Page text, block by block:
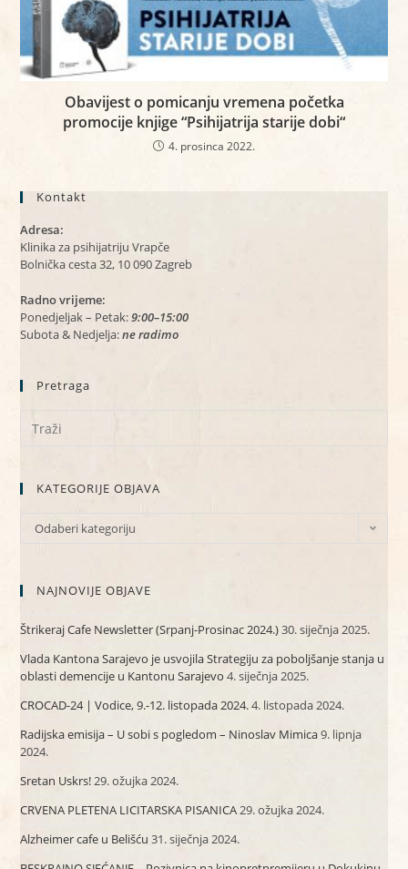
Obavijest o pomicanju vremena početka
promocije knjige “Psihijatrija starije dobi“
4. prosinca 2022.
Kontakt
Adresa:
Klinika za psihijatriju Vrapče
Bolnička cesta 32, 10 090 Zagreb
Radno vrijeme:
Ponedjeljak – Petak:9:00–15:00
Subota & Nedjelja:ne radimo
Pretraga
KATEGORIJE OBJAVA
Odaberi kategoriju
NAJNOVIJE OBJAVE
Štrikeraj Cafe Newsletter (Srpanj-Prosinac 2024.)30. siječnja 2025.
Vlada Kantona Sarajevo je usvojila Strategiju za poboljšanje stanja u
oblasti demencije u Kantonu Sarajevo 4. siječnja 2025.
CROCAD-24 | Vodice, 9.-12. listopada 2024.4. listopada 2024.
Radijska emisija – U sobi s pogledom – Ninoslav Mimica9. lipnja
2024.
Sretan Uskrs!29. ožujka 2024.
CRVENA PLETENA LICITARSKA PISANICA29. ožujka 2024.
Alzheimer cafe u Belišću 31. siječnja 2024.